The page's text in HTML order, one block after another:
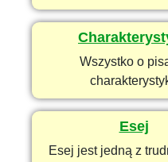
Wszystko o
Esej
Esej jest jedną z